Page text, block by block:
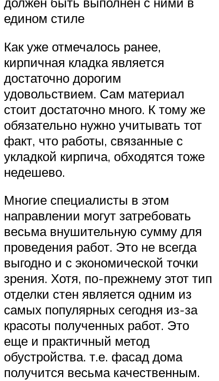
едином стиле
Как уже отмечалось ранее,
кирпичная кладка является
достаточно дорогим
удовольствием. Сам материал
стоит достаточно много. К тому же
обязательно нужно учитывать тот
факт, что работы, связанные с
укладкой кирпича, обходятся тоже
недешево.
Многие специалисты в этом
направлении могут затребовать
весьма внушительную сумму для
проведения работ. Это не всегда
выгодно и с экономической точки
зрения. Хотя, по-прежнему этот тип
отделки стен является одним из
самых популярных сегодня из-за
красоты полученных работ. Это
еще и практичный метод
обустройства. т.е. фасад дома
получится весьма качественным.